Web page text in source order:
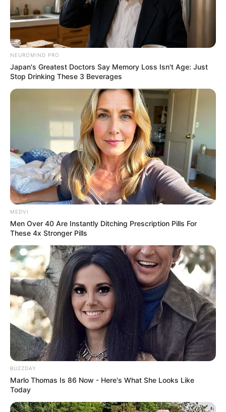
NEUROMIND PRO
Japan's Greatest Doctors Say Memory Loss Isn't Age: Just
Stop Drinking These 3 Beverages
MEDVI
Men Over 40 Are Instantly Ditching Prescription Pills For
These 4x Stronger Pills
BUZZDAY
Marlo Thomas Is 86 Now - Here's What She Looks Like
Today